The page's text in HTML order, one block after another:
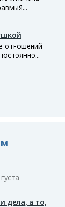
отношений
дела, а то,